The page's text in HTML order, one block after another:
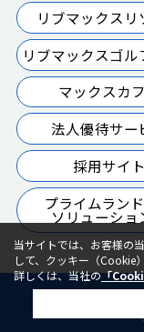
リブマックスリ
リブマックスゴル
マックスカ
法人優待サー
採用サイト
プライムラン
ソリューショ
当サイトでは、お客様の
して、クッキー（Cookie
詳しくは、当社の「